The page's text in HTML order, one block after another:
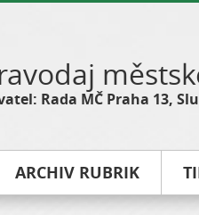
Rada MČ Praha 13,
ARCHIV RUBRIK